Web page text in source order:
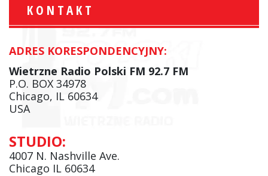
KONTAKT
ADRES KORESPONDENCYJNY:
Wietrzne Radio Polski FM 92.7 FM
P.O. BOX 34978
Chicago, IL 60634
USA
STUDIO:
4007 N. Nashville Ave.
Chicago IL 60634